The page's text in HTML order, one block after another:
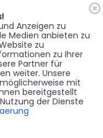
Register
Anzeigen zu
Medien anbieten zu
zu
zu Ihrer
Partner für
weiter. Unsere
mit
bereitgestellt
der Dienste